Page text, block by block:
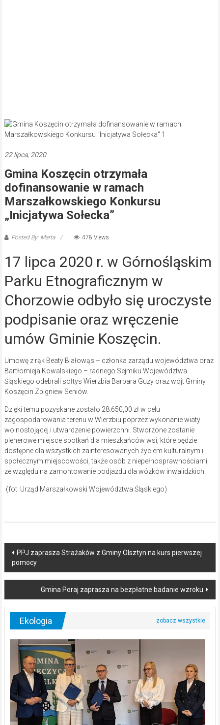
22 lipca, 2020
Gmina Koszęcin otrzymała
dofinansowanie w ramach
Marszałkowskiego Konkursu
„Inicjatywa Sołecka”
Posted By: Marta 478 Views
17 lipca 2020 r. w Górnośląskim
Parku Etnograficznym w
Chorzowie odbyło się uroczyste
podpisanie oraz wręczenie
umów Gminie Koszęcin.
Umowę z rąk Beaty Białowąs – członka zarządu województwa oraz
Bartłomieja Kowalskiego – radnego Sejmiku Województwa
Śląskiego odebrali sołtys Wierzbia Barbara Guzy oraz wójt Gminy
Koszęcin Zbigniew Seniów.
Dzięki temu pozyskane zostało 28.650,00 zł w celu
zagospodarowania terenu w Wierzbiu poprzez wykonanie wiaty
wolnostojącej i utwardzenie powierzchni. Stworzone zostanie
plenerowe miejsce spotkań dla mieszkańców wsi, które będzie
dostępne dla wszystkich zainteresowanych życiem kulturalnym i
społecznym miejscowości, także osób z niepełnosprawnościami
ze względu na zamontowanie podjazdu dla wózków inwalidzkich.
(fot. Urząd Marszałkowski Województwa Śląskiego)
Post
navigation
PPJ zaprasza Strażaków z Gminy Olsztyn na kurs pierwszej
pomocy
Gmina Poraj zaprasza na bezpłatne badanie wzroku
Ekologia